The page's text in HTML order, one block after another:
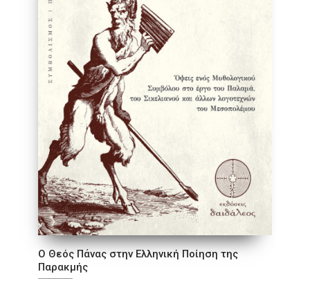
O Θεός Πάνας στην Ελληνική Ποίηση της
Παρακμής